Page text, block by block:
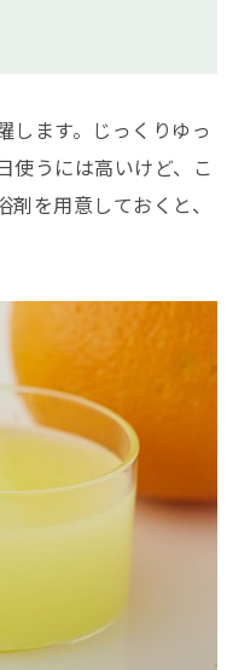
します。じっくりゆっ
使うには高いけど、こ
を用意しておくと、